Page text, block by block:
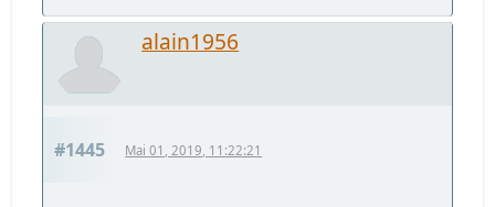
alain1956
#1445 Mai 01, 2019, 11:22:21